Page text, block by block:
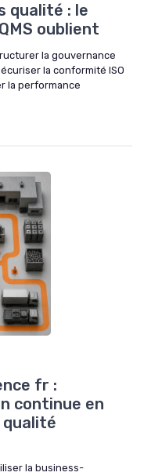
qualité : le
oublient
la gouvernance
la conformité ISO
la performance
fr :
continue en
la business-